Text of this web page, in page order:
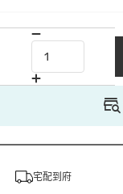
宅配到府